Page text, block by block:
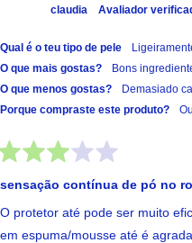
claudia Avaliador
Qual é o teu tipo de pele
O que mais gostas?
Bons
O que menos gostas?
Demasiado
Porque compraste este produto?
sensação contínua de pó no
O protetor até pode ser muito
em espuma/mousse até é